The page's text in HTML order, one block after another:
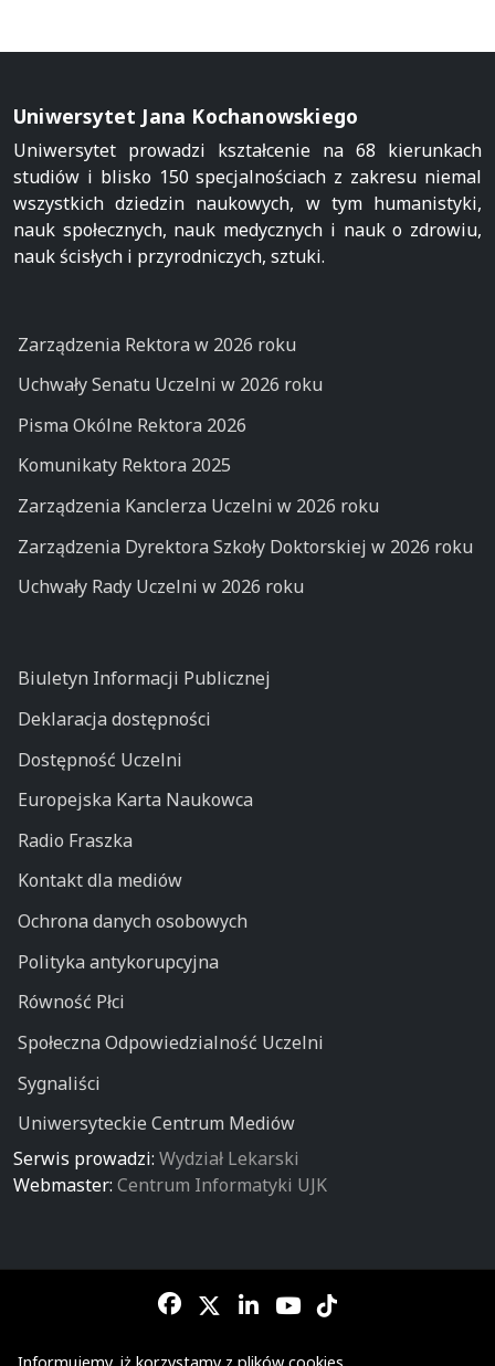
Uniwersytet Jana Kochanowskiego
Uniwersytet prowadzi kształcenie na 68 kierunkach
studiów i blisko 150 specjalnościach z zakresu niemal
wszystkich dziedzin naukowych, w tym humanistyki,
nauk społecznych, nauk medycznych i nauk o zdrowiu,
nauk ścisłych i przyrodniczych, sztuki.
Zarządzenia Rektora w 2026 roku
Uchwały Senatu Uczelni w 2026 roku
Pisma Okólne Rektora 2026
Komunikaty Rektora 2025
Zarządzenia Kanclerza Uczelni w 2026 roku
Zarządzenia Dyrektora Szkoły Doktorskiej w 2026 roku
Uchwały Rady Uczelni w 2026 roku
Biuletyn Informacji Publicznej
Deklaracja dostępności
Dostępność Uczelni
Europejska Karta Naukowca
Radio Fraszka
Kontakt dla mediów
Ochrona danych osobowych
Polityka antykorupcyjna
Równość Płci
Społeczna Odpowiedzialność Uczelni
Sygnaliści
Uniwersyteckie Centrum Mediów
Serwis prowadzi: Wydział Lekarski
Webmaster: Centrum Informatyki UJK